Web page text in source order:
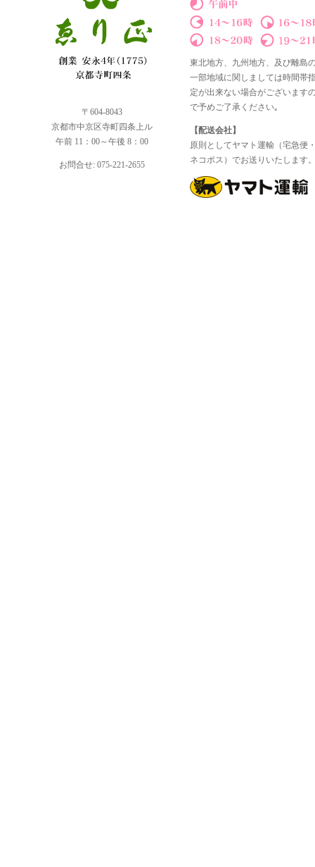
〒604-8043
京都市中京区寺町四条上ル
午前 11：00～午後 8：00
お問合せ: 075-221-2655
東北地方、九州地方、及び離島
一部地域に関しましては時間帯
定が出来ない場合がございます
で予めご了承ください｡
【配送会社】
原則としてヤマト運輸（宅急便
ネコポス）でお送りいたします